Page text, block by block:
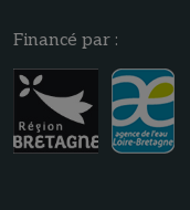
Financé par :